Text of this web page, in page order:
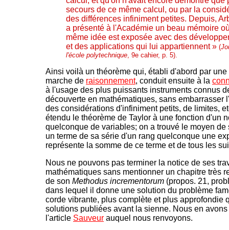
secours de ce même calcul, ou par la
des différences infiniment petites. Depuis,
a présenté à l'Académie un beau mémoire
même idée est exposée avec des
et des applications qui lui appartiennent » (
l'école polytechnique, 9e cahier, p. 5).
Ainsi voilà un théorème qui, établi d'abord par une
marche de raisonnement, conduit ensuite à la
à l'usage des plus puissants instruments connus
découverte en mathématiques, sans embarrasser
des considérations d'infiniment petits, de limites,
étendu le théorème de Taylor à une fonction d'un
quelconque de variables; on a trouvé le moyen de
un terme de sa série d'un rang quelconque une
représente la somme de ce terme et de tous les
Nous ne pouvons pas terminer la notice de ses
mathématiques sans mentionner un chapitre très
de son Methodus incrementorum (propos. 21,
dans lequel il donne une solution du problème
corde vibrante, plus complète et plus approfondie
solutions publiées avant la sienne. Nous en
l'article Sauveur auquel nous renvoyons.